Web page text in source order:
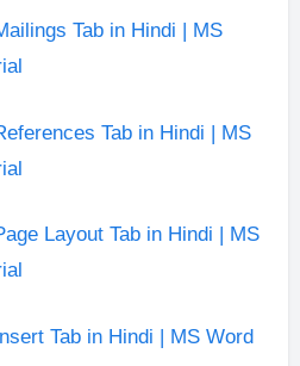
Tab in Hindi | MS
Tab in Hindi | MS
Layout Tab in Hindi | MS
Tab in Hindi | MS Word